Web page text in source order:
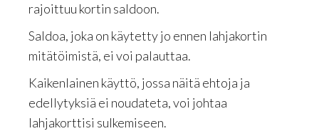
rajoittuu kortin saldoon.
Saldoa, joka on käytetty jo ennen lahjakortin
mitätöimistä, ei voi palauttaa.
Kaikenlainen käyttö, jossa näitä ehtoja ja
edellytyksiä ei noudateta, voi johtaa
lahjakorttisi sulkemiseen.